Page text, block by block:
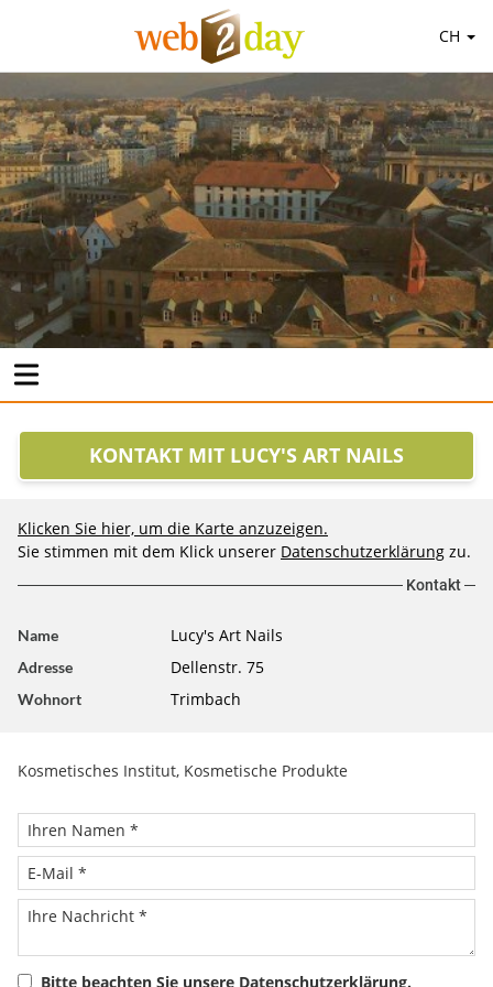
CH
KONTAKT MIT LUCY'S ART NAILS
Klicken Sie hier, um die Karte anzuzeigen.
Sie stimmen mit dem Klick unserer Datenschutzerklärung zu.
Kontakt
Name Lucy's Art Nails
Adresse Dellenstr. 75
Wohnort Trimbach
Kosmetisches Institut, Kosmetische Produkte
Bitte beachten Sie unsere Datenschutzerklärung.